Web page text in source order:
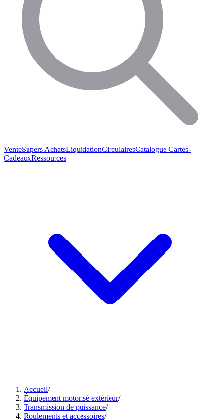
VenteSupers AchatsLiquidationCirculairesCatalogue Cartes-
CadeauxRessources
Accueil/
Équipement motorisé extérieur/
Transmission de puissance/
Roulements et accessoires/